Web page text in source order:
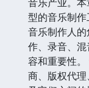
型的音乐制作
音乐制作人
作、录音、
容和重要性
商、版权代